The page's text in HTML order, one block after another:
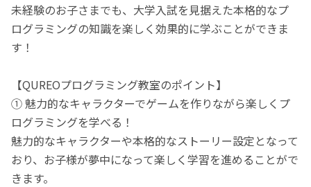
未経験のお子さまでも、大学入試を見据えた本格的なプ
ログラミングの知識を楽しく効果的に学ぶことができま
す！
【QUREOプログラミング教室のポイント】
① 魅力的なキャラクターでゲームを作りながら楽しくプ
ログラミングを学べる！
魅力的なキャラクターや本格的なストーリー設定となって
おり、お子様が夢中になって楽しく学習を進めることがで
きます。